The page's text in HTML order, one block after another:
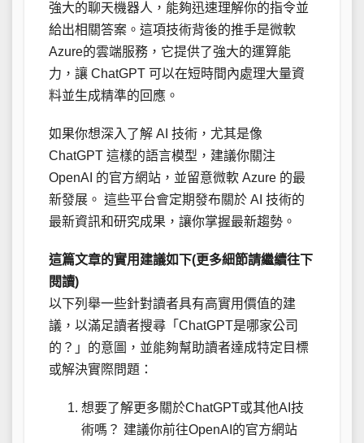
強大的聊天機器人，能夠迅速理解你的指令並
給出相關答案。這項技術背後的推手是微軟
Azure的雲端服務，它提供了強大的運算能
力，讓 ChatGPT 可以在短時間內處理大量資
料並生成精準的回應。
如果你想深入了解 AI 技術，尤其是像
ChatGPT 這樣的語言模型，建議你關注
OpenAI 的官方網站，並留意微軟 Azure 的最
新發展。 這些平台會定期發布關於 AI 技術的
最新資訊和研究成果，讓你掌握最新趨勢。
這篇文章的實用建議如下(更多細節請繼續往下
閱讀)
以下列舉一些針對讀者具有高實用價值的建
議，以滿足讀者搜尋「ChatGPT是哪家公司
的？」的意圖，並能夠幫助讀者達成特定目標
或解決實際問題：
想要了解更多關於ChatGPT或其他AI技
術嗎？ 建議你前往OpenAI的官方網站